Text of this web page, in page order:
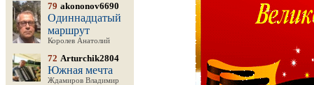
79 akononov6690
Одиннадцатый
маршрут
Королев Анатолий
72 Arturchik2804
Южная мечта
Ждамиров Владимир